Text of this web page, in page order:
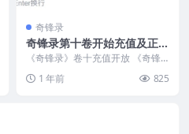
奇锋录
奇锋录第十卷开始充值及正式
发书有关事项
《奇锋录》卷十充值开放 《奇锋
请参考下文或附件。 ...
1 年前 825